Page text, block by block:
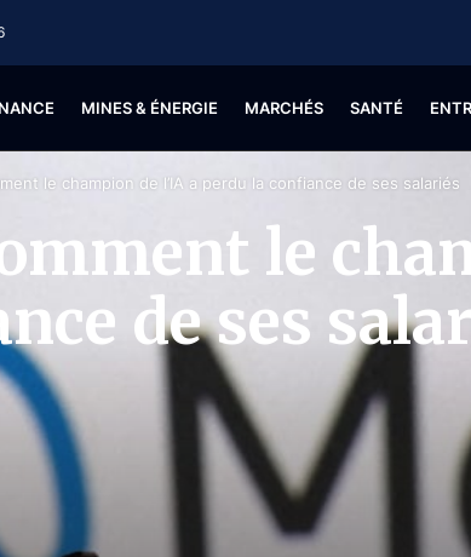
MINES & ÉNERGIE MARCHÉS SANTÉ
le champion de l’IA a perdu la confiance de ses salariés
le
de ses